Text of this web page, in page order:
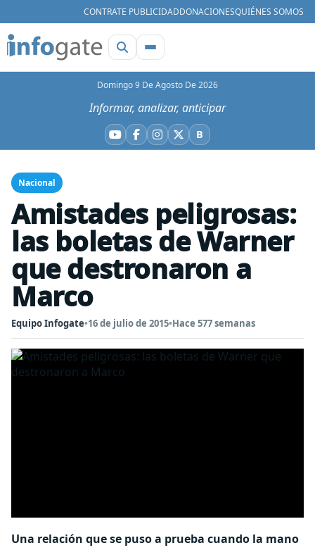
CONTRATE PUBLICIDADDONACIONESQUIÉNES SOMOS
Domingo 9 De Agosto De 2026
Informar, analizar, anticipar
YouTube
Facebook
Instagram
X BBluesky
Nacional
Amistades peligrosas:
las boletas de Warner
que destronaron a
Marco
Equipo Infogate•16 de julio de 2015•Hace 577 semanas
Una relación que se puso a prueba cuando la mano